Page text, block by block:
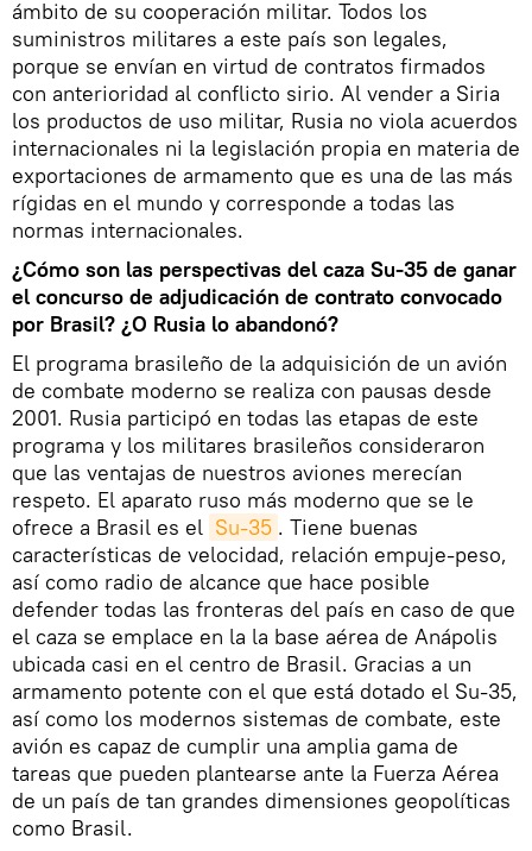
ámbito de su cooperación militar. Todos los
suministros militares a este país son legales,
porque se envían en virtud de contratos firmados
con anterioridad al conflicto sirio. Al vender a Siria
los productos de uso militar, Rusia no viola acuerdos
internacionales ni la legislación propia en materia de
exportaciones de armamento que es una de las más
rígidas en el mundo y corresponde a todas las
normas internacionales.
¿Cómo son las perspectivas del caza Su-35 de ganar
el concurso de adjudicación de contrato convocado
por Brasil? ¿O Rusia lo abandonó?
El programa brasileño de la adquisición de un avión
de combate moderno se realiza con pausas desde
2001. Rusia participó en todas las etapas de este
programa y los militares brasileños consideraron
que las ventajas de nuestros aviones merecían
respeto. El aparato ruso más moderno que se le
ofrece a Brasil es el Su-35 . Tiene buenas
características de velocidad, relación empuje-peso,
así como radio de alcance que hace posible
defender todas las fronteras del país en caso de que
el caza se emplace en la la base aérea de Anápolis
ubicada casi en el centro de Brasil. Gracias a un
armamento potente con el que está dotado el Su-35,
así como los modernos sistemas de combate, este
avión es capaz de cumplir una amplia gama de
tareas que pueden plantearse ante la Fuerza Aérea
de un país de tan grandes dimensiones geopolíticas
como Brasil.